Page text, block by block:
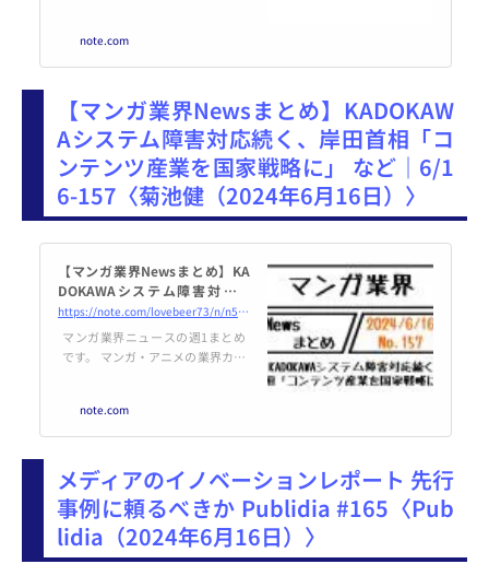
歓迎です。 「あの子の子ども」
「ヤクザの推しごと」などアイズ
ナー賞の候補作が公開されまし
た。こちらの記事は各作品につい
て詳しく書かれていたため、気に
なる方は是非読んでいただきたい
です。日本の作品で翻訳されたも
のからは「あの子の子ども」や
「ヤクザ...
note.com
【マンガ業界Newsまとめ】KADOKAW
Aシステム障害対応続く、岸田首相「コ
ンテンツ産業を国家戦略に」 など｜6/1
6-157〈菊池健（2024年6月16日）〉
【マンガ業界Newsまとめ】KA
DOKAWAシステム障害対応続
く、岸田首相「コンテンツ産業
を国家戦略に」 など｜6/16-157
｜菊池健
https://note.com/lovebeer73/n/n51c1d960ede3
マンガ業界ニュースの週1まとめ
です。 マンガ・アニメの業界カン
ebtoon関連のニュースを、ビジ
ネス系を中心に、短時間でチェッ
います。 ――― KADOKAWAシス
テム障害対応続く 法人発表：6/9
第1弾、6/14第2弾-夏野社長、ド
ワンゴCOO、CTOメッセージ KAD
OKAWAグループの複数ウェブサ
note.com
メディアのイノベーションレポート 先行
事例に頼るべきか Publidia #165〈Pub
lidia（2024年6月16日）〉